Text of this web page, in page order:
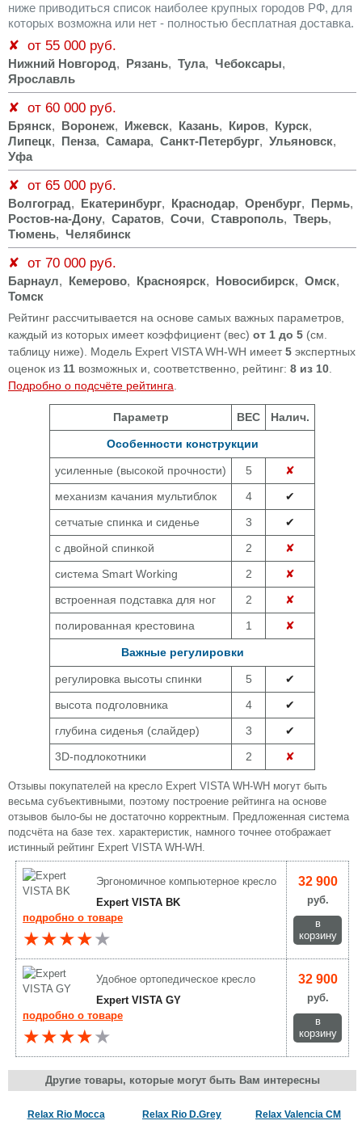
ниже приводиться список наиболее крупных городов РФ, для
которых возможна или нет - полностью бесплатная доставка.
✘ от 55 000 руб.
Нижний Новгород, Рязань, Тула, Чебоксары,
Ярославль
✘ от 60 000 руб.
Брянск, Воронеж, Ижевск, Казань, Киров, Курск,
Липецк, Пенза, Самара, Санкт-Петербург, Ульяновск,
Уфа
✘ от 65 000 руб.
Волгоград, Екатеринбург, Краснодар, Оренбург, Пермь,
Ростов-на-Дону, Саратов, Сочи, Ставрополь, Тверь,
Тюмень, Челябинск
✘ от 70 000 руб.
Барнаул, Кемерово, Красноярск, Новосибирск, Омск,
Томск
Рейтинг рассчитывается на основе самых важных параметров,
каждый из которых имеет коэффициент (вес) от 1 до 5 (см.
таблицу ниже). Модель Expert VISTA WH-WH имеет5 экспертных
оценок из 11 возможных и, соответственно, рейтинг: 8 из 10
Подробно о подсчёте рейтинга
Параметр ВЕС Налич.
Особенности конструкции
усиленные (высокой прочности) 5
✘
механизм качания мультиблок
4
✔
сетчатые спинка и сиденье
3
✔
с двойной спинкой
2
✘
система Smart Working
2
✘
встроенная подставка для ног
2
✘
полированная крестовина
1 ✘
Важные регулировки
регулировка высоты спинки 5
✔
высота подголовника
4
✔
глубина сиденья (слайдер)
3
✔
3D-подлокотники
2 ✘
Отзывы покупателей на кресло Expert VISTA WH-WH могут быть
весьма субъективными, поэтому построение рейтинга на основе
отзывов было-бы не достаточно корректным. Предложенная система
подсчёта на базе тех. характеристик, намного точнее отображает
истинный рейтинг Expert VISTA WH-WH.
Эргономичное компьютерное кресло
Expert VISTA BK
подробно о товаре
★★★★★
32 900
руб.
в
корзину
Удобное ортопедическое кресло
Expert VISTA GY
подробно о товаре
★★★★★
32 900
руб.
в
корзину
Другие товары, которые могут быть Вам интересны
Relax Rio Mocca Relax Rio D.Grey Relax Valencia CM